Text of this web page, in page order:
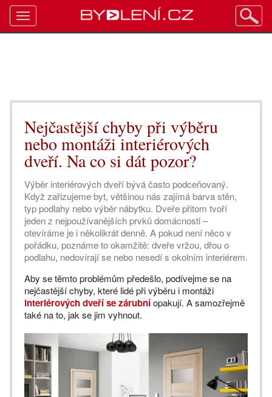
Nejčastější chyby při výběru
nebo montáži interiérových
dveří. Na co si dát pozor?
Výběr interiérových dveří bývá často podceňovaný.
Když zařizujeme byt, většinou nás zajímá barva stěn,
typ podlahy nebo výběr nábytku. Dveře přitom tvoří
jeden z nejpoužívanějších prvků domácnosti –
otevíráme je i několikrát denně. A pokud není něco v
pořádku, poznáme to okamžitě: dveře vržou, dřou o
podlahu, nedovírají se nebo nesedí s okolním interiérem.
Aby se těmto problémům předešlo, podívejme se na
nejčastější chyby, které lidé při výběru i montáži
interiérových dveří se zárubníopakují. A samozřejmě
také na to, jak se jim vyhnout.
Toggle
navigation